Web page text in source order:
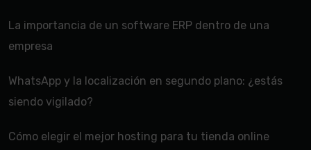
La importancia de un software ERP dentro de una
empresa
WhatsApp y la localización en segundo plano: ¿estás
siendo vigilado?
Cómo elegir el mejor hosting para tu tienda online